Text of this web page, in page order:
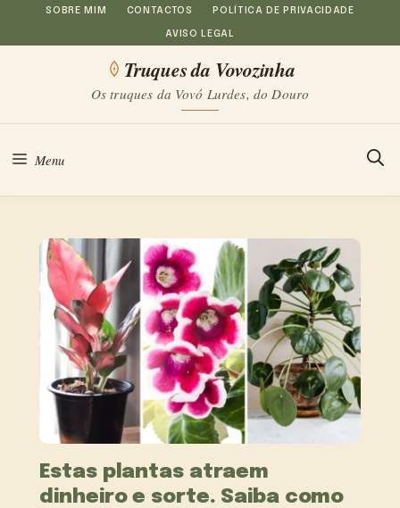
Saltar
para
conteúdo
SOBRE MIM CONTACTOS POLÍTICA DE PRIVACIDADE
AVISO LEGAL
Truques da Vovozinha
Os truques da Vovó Lurdes, do Douro
Menu
Estas plantas atraem
dinheiro e sorte. Saiba como